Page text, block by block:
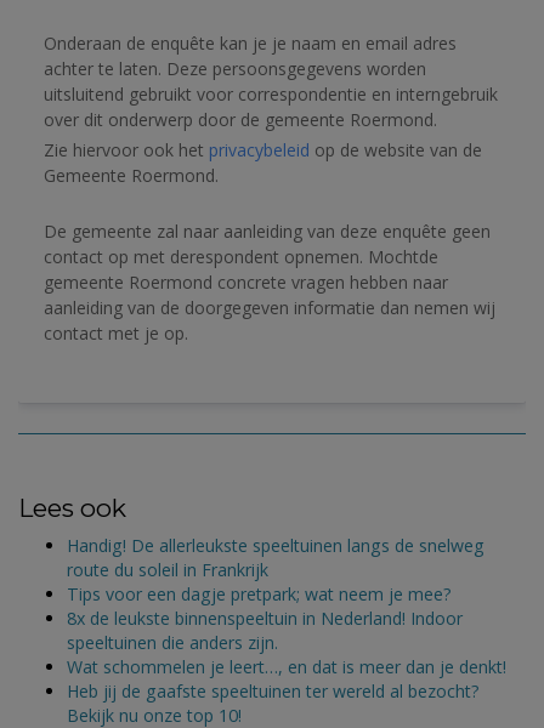
Onderaan de enquête kan je je naam en email adres
achter te laten. Deze persoonsgegevens worden
uitsluitend gebruikt voor correspondentie en interngebruik
over dit onderwerp door de gemeente Roermond.
Zie hiervoor ook het privacybeleid op de website van de
Gemeente Roermond.
De gemeente zal naar aanleiding van deze enquête geen
contact op met derespondent opnemen. Mochtde
gemeente Roermond concrete vragen hebben naar
aanleiding van de doorgegeven informatie dan nemen wij
contact met je op.
Lees ook
Handig! De allerleukste speeltuinen langs de snelweg
route du soleil in Frankrijk
Tips voor een dagje pretpark; wat neem je mee?
8x de leukste binnenspeeltuin in Nederland! Indoor
speeltuinen die anders zijn.
Wat schommelen je leert…, en dat is meer dan je denkt!
Heb jij de gaafste speeltuinen ter wereld al bezocht?
Bekijk nu onze top 10!